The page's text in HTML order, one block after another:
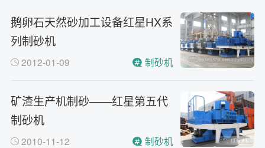
鹅卵石天然砂加工设备红星HX系
列制砂机
2012-01-09 制砂机
矿渣生产机制砂——红星第五代
制砂机
2010-11-12 制砂机